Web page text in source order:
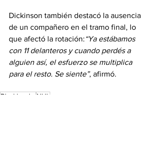
Dickinson también destacó la ausencia
de un compañero en el tramo final, lo
que afectó la rotación: “Ya estábamos
con 11 delanteros y cuando perdés a
alguien así, el esfuerzo se multiplica
para el resto. Se siente”, afirmó.
Blackhawks
NHL